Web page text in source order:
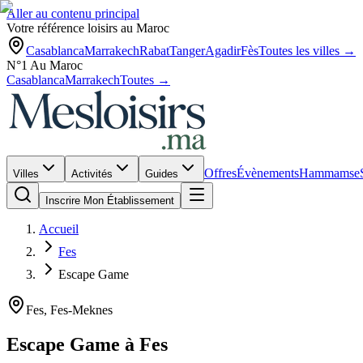
Aller au contenu principal
Votre référence loisirs au Maroc
CasablancaMarrakechRabatTangerAgadirFèsToutes les villes →
N°1 Au Maroc
CasablancaMarrakechToutes →
Villes Activités Guides OffresÉvènementsHammams
Inscrire Mon Établissement
Accueil
Fes
Escape Game
Fes, Fes-Meknes
Escape Game à Fes